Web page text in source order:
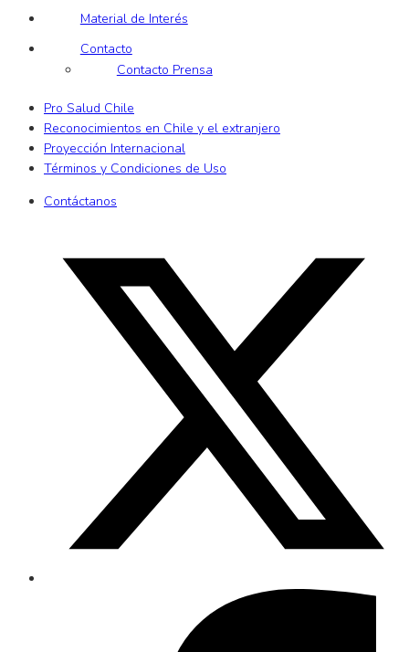
Material de Interés
Contacto
Contacto Prensa
Pro Salud Chile
Reconocimientos en Chile y el extranjero
Proyección Internacional
Términos y Condiciones de Uso
Contáctanos